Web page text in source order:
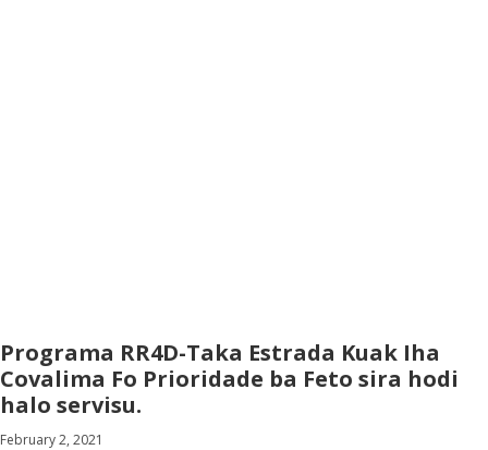
Programa RR4D-Taka Estrada Kuak Iha
Covalima Fo Prioridade ba Feto sira hodi
halo servisu.
February 2, 2021